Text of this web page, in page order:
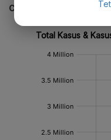
CEK JUGA DATA INI